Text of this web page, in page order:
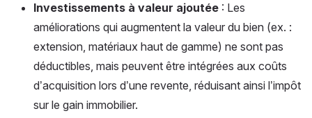
Investissements à valeur ajoutée : Les
améliorations qui augmentent la valeur du bien (ex. :
extension, matériaux haut de gamme) ne sont pas
déductibles, mais peuvent être intégrées aux coûts
d’acquisition lors d’une revente, réduisant ainsi l’impôt
sur le gain immobilier.